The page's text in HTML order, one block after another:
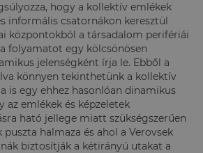
hogy a kollektív emlékek
informális csatornákon keresztül
központokból a társadalom perifériái
folyamatot egy kölcsönösen
jelenségként írja le. Ebből a
könnyen tekinthetünk a kollektív
is egy ehhez hasonlóan dinamikus
az emlékek és képzeletek
ható jellege miatt szükségszerűen
halmaza és ahol a Verovsek
biztosítják a kétirányú utakat a